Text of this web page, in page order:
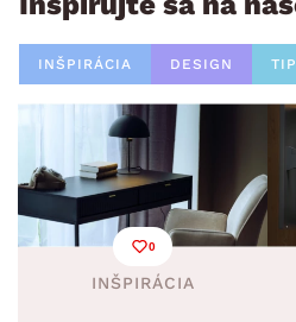
INŠPIRÁCIA DESIGN
0
INŠPIRÁCIA